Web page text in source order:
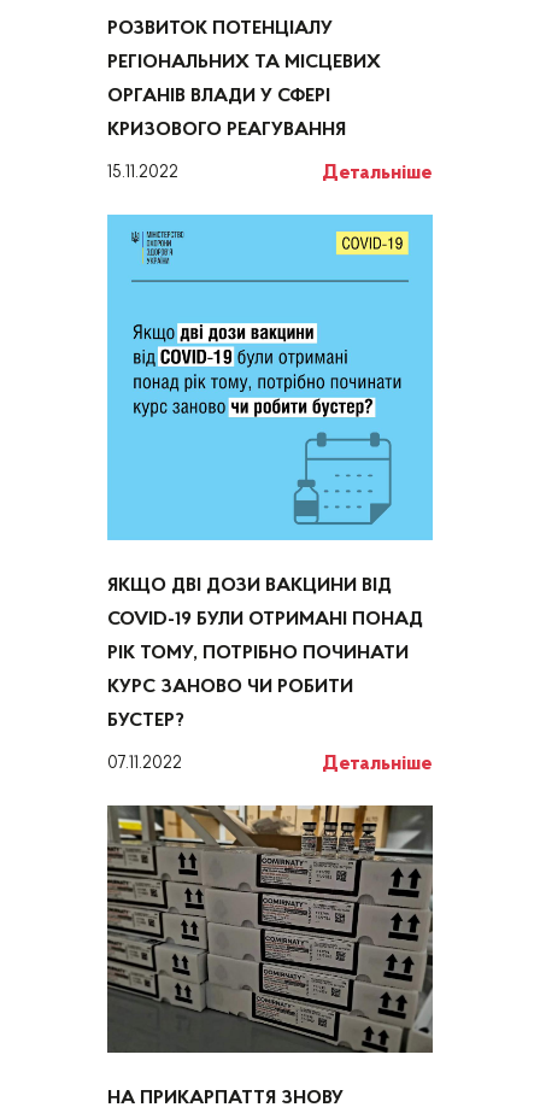
РОЗВИТОК ПОТЕНЦІАЛУ
РЕГІОНАЛЬНИХ ТА МІСЦЕВИХ
ОРГАНІВ ВЛАДИ У СФЕРІ
КРИЗОВОГО РЕАГУВАННЯ
15.11.2022 Детальніше
ЯКЩО ДВІ ДОЗИ ВАКЦИНИ ВІД
COVID-19 БУЛИ ОТРИМАНІ ПОНАД
РІК ТОМУ, ПОТРІБНО ПОЧИНАТИ
КУРС ЗАНОВО ЧИ РОБИТИ
БУСТЕР?
07.11.2022 Детальніше
НА ПРИКАРПАТТЯ ЗНОВУ